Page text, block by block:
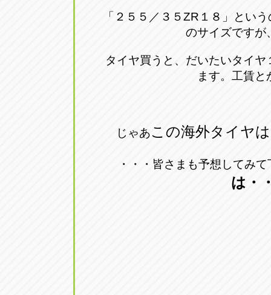
「２５５／３５ZR１８」とい
のサイズですが
タイヤ買うと、だいたいタイ
ます。工賃と
じゃあこの海外タイヤ
・・・皆さまも予想してみ
は・